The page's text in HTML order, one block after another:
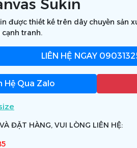
Sukin
được thiết kế trên dây chuyền sản
tranh.
LIÊN HỆ NGAY
Hệ Qua Zalo
ĐẶT HÀNG, VUI LÒNG LIÊN HỆ: